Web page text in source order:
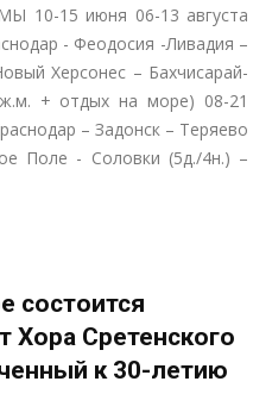
15 июня 06-13 августа
- Феодосия -Ливадия –
Херсонес – Бахчисарай-
+ отдых на море) 08-21
– Задонск – Теряево
Поле - Соловки (5д./4н.) –
состоится
Хора Сретенского
к 30-летию